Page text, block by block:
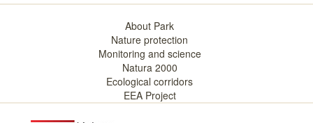
About Park
Nature protection
Monitoring and science
Natura 2000
Ecological corridors
EEA Project